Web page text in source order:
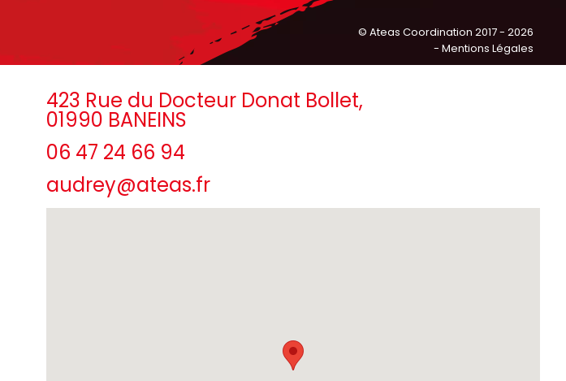
© Ateas Coordination 2017 - 2026
- Mentions Légales
423 Rue du Docteur Donat Bollet,
01990 BANEINS
06 47 24 66 94
audrey@ateas.fr